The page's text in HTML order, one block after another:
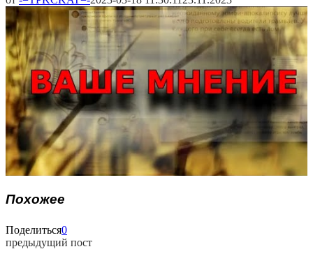
Похожее
Поделиться0
предыдущий пост